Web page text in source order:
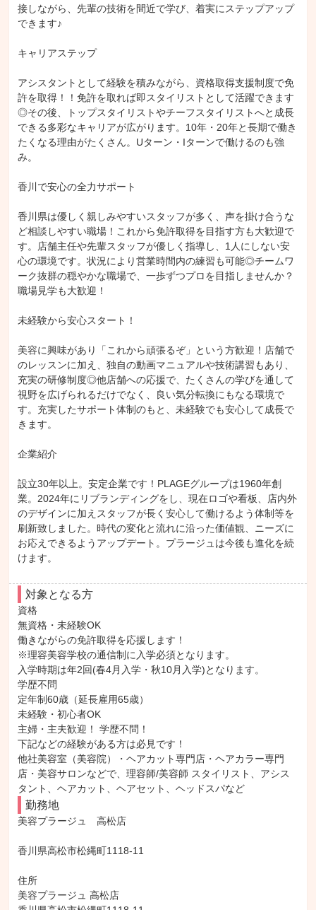
接しながら、先輩の技術を間近で学び、着実にステップアップ
できます♪
キャリアステップ
アシスタントとして経験を積みながら、資格取得支援制度で免
許を取得！！免許を取れば即スタイリストとして活躍できます
◎その後、トップスタイリストやチーフスタイリストへと成長
できる多彩なキャリアが広がります。10年・20年と長期で働き
たくなる理由がたくさん。Uターン・Iターンで働けるのも強
み。
香川で安心の全力サポート
香川県は優しく親しみやすいスタッフが多く、声を掛け合うな
ど相談しやすい職場！これから免許取得を目指す方も大歓迎で
す。店舗主任や先輩スタッフが優しく指導し、1人にしない安
心の環境です。状況により営業時間内の練習も可能◎チームワ
ーク抜群の穏やかな職場で、一歩ずつプロを目指しませんか？
職場見学も大歓迎！
未経験から安心スタート！
美容に興味があり「これから頑張るぞ」という方歓迎！店舗で
のレッスンに加え、独自の動画マニュアルや技術講習もあり、
充実の研修制度◎他店舗への応援で、たくさんの学びを通して
視野を広げられるだけでなく、良い気分転換にもなる環境で
す。充実したサポート体制のもと、未経験でも安心して成長で
きます。
企業紹介
設立30年以上。安定企業です！PLAGEグループは1960年創
業。2024年にリブランディングをし、現在ロゴや看板、店内外
のデザインに加えスタッフが長く安心して働けるよう体制等を
刷新致しました。時代の変化と流れに沿った価値観、ニーズに
お応えできるようアップデート。プラージュは今後も進化を続
けます。
対象となる方
資格
無資格・未経験OK
働きながらの免許取得を応援します！
※理容美容学校の通信制に入学必須となります。
入学時期は年2回(春4月入学・秋10月入学)となります。
学歴不問
定年制60歳（延長雇用65歳）
未経験・初心者OK
主婦・主夫歓迎！ 学歴不問！
下記などの経験がある方は必見です！
他社美容室（美容院）・ヘアカット専門店・ヘアカラー専門
店・美容サロンなどで、理容師/美容師 スタイリスト、アシス
タント、ヘアカット、ヘアセット、ヘッドスパなど
勤務地
美容プラージュ　高松店
香川県高松市松縄町1118-11
住所
美容プラージュ 高松店